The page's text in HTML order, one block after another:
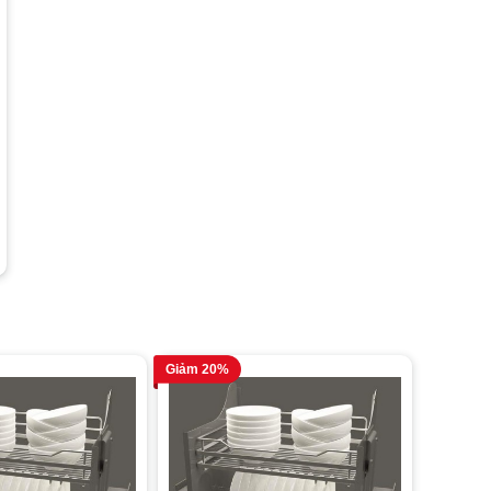
Giảm 20%